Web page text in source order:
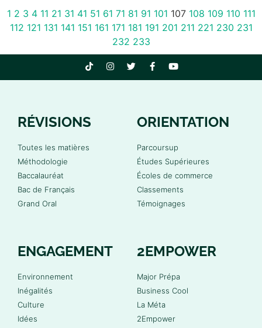
1 2 3 4 11 21 31 41 51 61 71 81 91 101 107 108 109 110 111
112 121 131 141 151 161 171 181 191 201 211 221 230 231
232 233
RÉVISIONS
Toutes les matières
Méthodologie
Baccalauréat
Bac de Français
Grand Oral
ORIENTATION
Parcoursup
Études Supérieures
Écoles de commerce
Classements
Témoignages
ENGAGEMENT
Environnement
Inégalités
Culture
Idées
2EMPOWER
Major Prépa
Business Cool
La Méta
2Empower